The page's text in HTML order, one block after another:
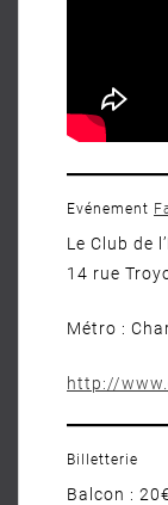
Evénement
Le Club de
14 rue
Métro :
http://
Billetterie
Balcon : 20€.